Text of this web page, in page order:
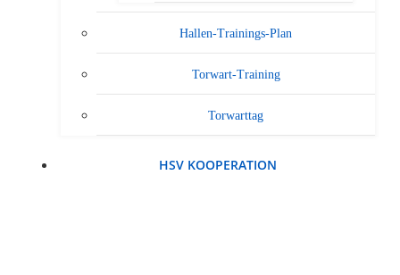
Hallen-Trainings-Plan
Torwart-Training
Torwarttag
HSV KOOPERATION